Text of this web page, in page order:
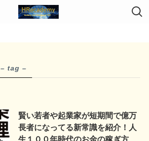
– tag –
賢い若者や起業家が短期間で億万
長者になってる新常識を紹介！人
生１００年時代のお金の稼ぎ方